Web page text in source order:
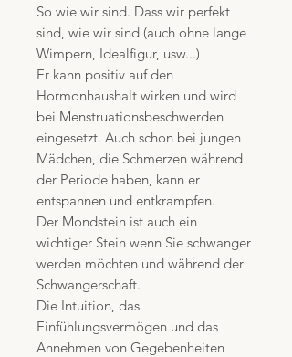
So wie wir sind. Dass wir perfekt
sind, wie wir sind (auch ohne lange
Wimpern, Idealfigur, usw...)
Er kann positiv auf den
Hormonhaushalt wirken und wird
bei Menstruationsbeschwerden
eingesetzt. Auch schon bei jungen
Mädchen, die Schmerzen während
der Periode haben, kann er
entspannen und entkrampfen.
Der Mondstein ist auch ein
wichtiger Stein wenn Sie schwanger
werden möchten und während der
Schwangerschaft.
Die Intuition, das
Einfühlungsvermögen und das
Annehmen von Gegebenheiten